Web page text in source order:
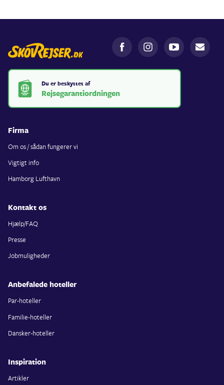
Du er beskyttet af
Rejsegarantiordningen
Firma
Om os / sådan fungerer vi
Vigtigt info
Hamborg Lufthavn
Kontakt os
Hjælp/FAQ
Presse
Jobmuligheder
Anbefalede hoteller
Par-hoteller
Familie-hoteller
Dansker-hoteller
Inspiration
Artikler